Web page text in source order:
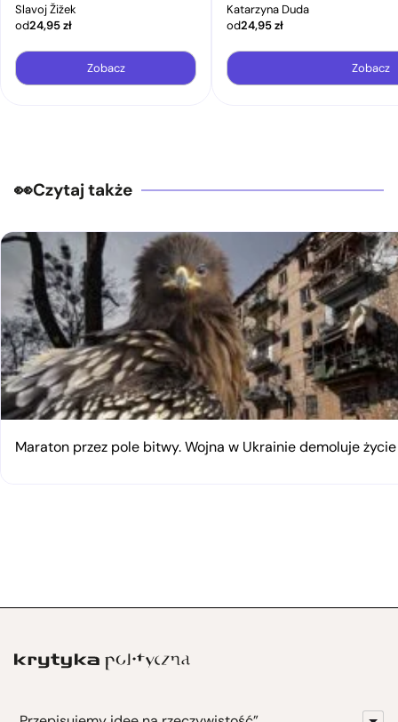
Slavoj Žižek
od24,95zł
Zobacz
Katarzyna Duda
od24,95zł
Zobacz
Czytaj także
Maraton przez pole bitwy. Wojna w Ukrainie demoluje